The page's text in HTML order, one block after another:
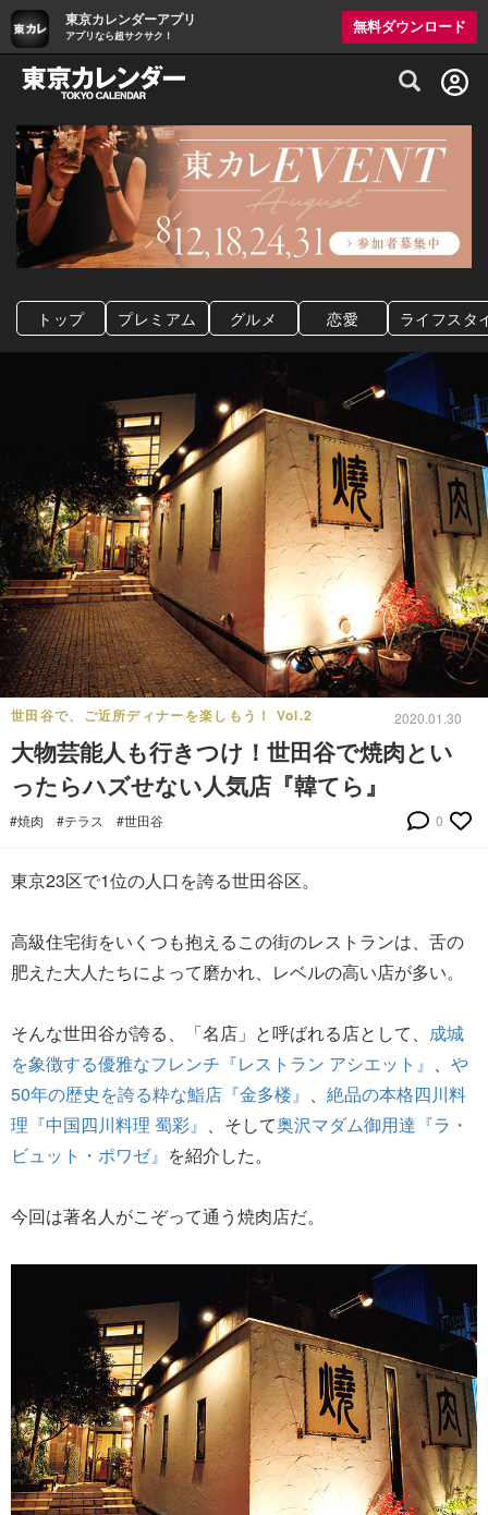
東京カレンダーアプリ
アプリなら超サクサク！
無料ダウンロード
グルメ情報・プレミアムレストラン予約
トップ プレミアム グルメ 恋愛 ライフスタ
世田谷で、ご近所ディナーを楽しもう！ Vol.2 2020.01.30
大物芸能人も行きつけ！世田谷で焼肉とい
ったらハズせない人気店『韓てら』
#焼肉 #テラス #世田谷 0
東京23区で1位の人口を誇る世田谷区。
高級住宅街をいくつも抱えるこの街のレストランは、舌の
肥えた大人たちによって磨かれ、レベルの高い店が多い。
そんな世田谷が誇る、「名店」と呼ばれる店として、 成城
を象徴する優雅なフレンチ『レストラン アシエット』
や
50年の歴史を誇る粋な鮨店『金多楼』
絶品の本格四川料
理『中国四川料理 蜀彩』
、そして奥沢マダム御用達『ラ・
ビュット・ポワゼ』 を紹介した。
今回は著名人がこぞって通う焼肉店だ。